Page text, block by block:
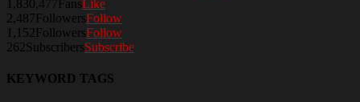
1,830,477FansLike
2,487FollowersFollow
1,152FollowersFollow
262SubscribersSubscribe
KEYWORD TAGS